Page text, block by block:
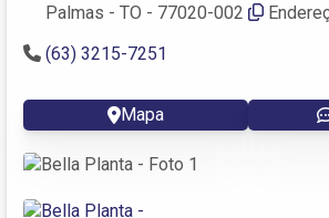
Palmas - TO - 77020-002
(63) 3215-7251
Mapa